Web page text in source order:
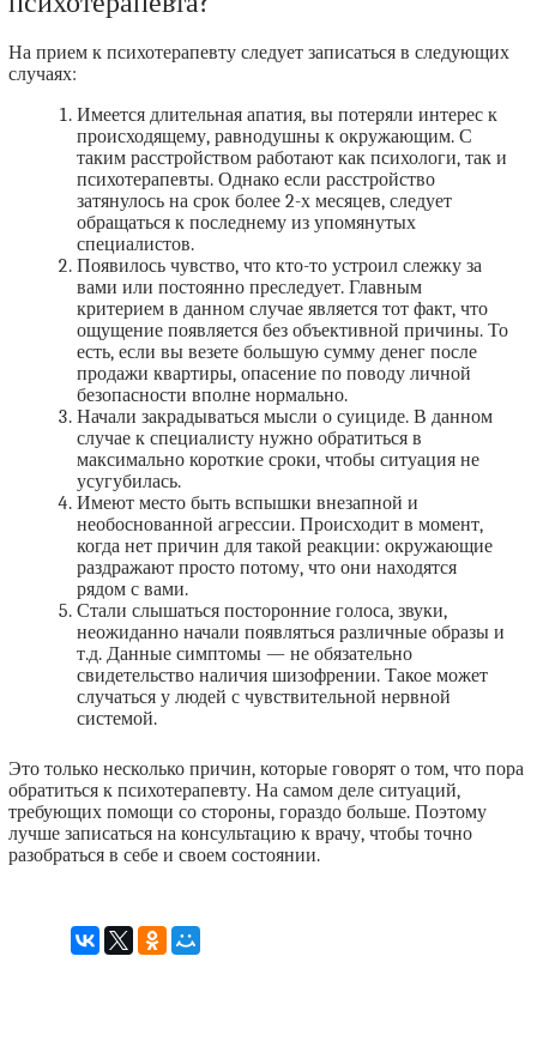
На прием к психотерапевту следует записаться в следующих
случаях:
Имеется длительная апатия, вы потеряли интерес к
происходящему, равнодушны к окружающим. С
таким расстройством работают как психологи, так и
психотерапевты. Однако если расстройство
затянулось на срок более 2-х месяцев, следует
обращаться к последнему из упомянутых
специалистов.
Появилось чувство, что кто-то устроил слежку за
вами или постоянно преследует. Главным
критерием в данном случае является тот факт, что
ощущение появляется без объективной причины. То
есть, если вы везете большую сумму денег после
продажи квартиры, опасение по поводу личной
безопасности вполне нормально.
Начали закрадываться мысли о суициде. В данном
случае к специалисту нужно обратиться в
максимально короткие сроки, чтобы ситуация не
усугубилась.
Имеют место быть вспышки внезапной и
необоснованной агрессии. Происходит в момент,
когда нет причин для такой реакции: окружающие
раздражают просто потому, что они находятся
рядом с вами.
Стали слышаться посторонние голоса, звуки,
неожиданно начали появляться различные образы и
т.д. Данные симптомы — не обязательно
свидетельство наличия шизофрении. Такое может
случаться у людей с чувствительной нервной
системой.
Это только несколько причин, которые говорят о том, что пора
обратиться к психотерапевту. На самом деле ситуаций,
требующих помощи со стороны, гораздо больше. Поэтому
лучше записаться на консультацию к врачу, чтобы точно
разобраться в себе и своем состоянии.